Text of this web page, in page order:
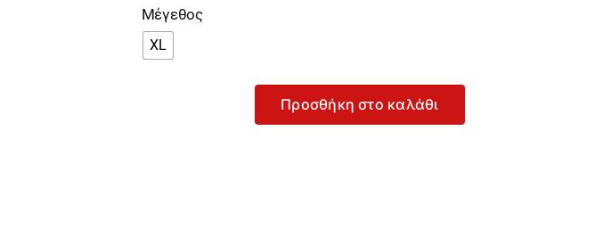
Μέγεθος
XL
Προσθήκη στο καλάθι